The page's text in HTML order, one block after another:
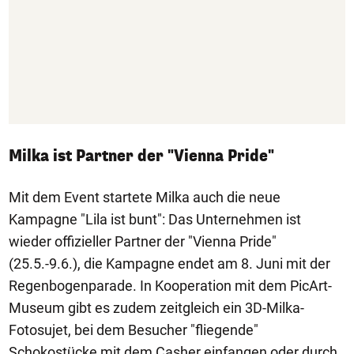
Milka ist Partner der "Vienna Pride"
Mit dem Event startete Milka auch die neue
Kampagne "Lila ist bunt": Das Unternehmen ist
wieder offizieller Partner der "Vienna Pride"
(25.5.-9.6.), die Kampagne endet am 8. Juni mit der
Regenbogenparade. In Kooperation mit dem PicArt-
Museum gibt es zudem zeitgleich ein 3D-Milka-
Fotosujet, bei dem Besucher "fliegende"